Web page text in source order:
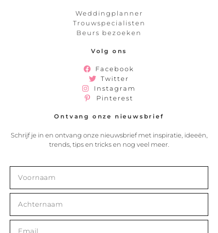
Weddingplanner
Trouwspecialisten
Beurs bezoeken
Volg ons
Facebook
Twitter
Instagram
Pinterest
Ontvang onze nieuwsbrief
Schrijf je in en ontvang onze nieuwsbrief met inspiratie, ideeën,
trends, tips en tricks en nog veel meer.